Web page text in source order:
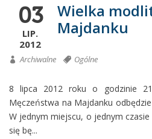
03
LIP.
2012
Wielka
Majdanku
Archiwalne Ogólne
8 lipca 2012 roku o godzinie
Męczeństwa na Majdanku
W jednym miejscu, o jednym
się bę...